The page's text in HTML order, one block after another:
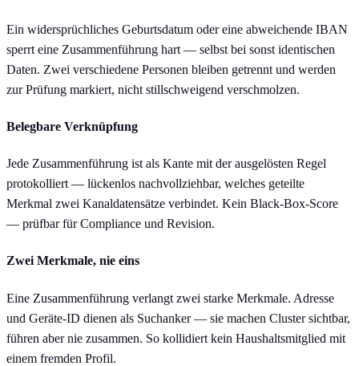
Ein widersprüchliches Geburtsdatum oder eine abweichende IBAN
sperrt eine Zusammenführung hart — selbst bei sonst identischen
Daten. Zwei verschiedene Personen bleiben getrennt und werden
zur Prüfung markiert, nicht stillschweigend verschmolzen.
Belegbare Verknüpfung
Jede Zusammenführung ist als Kante mit der ausgelösten Regel
protokolliert — lückenlos nachvollziehbar, welches geteilte
Merkmal zwei Kanaldatensätze verbindet. Kein Black-Box-Score
— prüfbar für Compliance und Revision.
Zwei Merkmale, nie eins
Eine Zusammenführung verlangt zwei starke Merkmale. Adresse
und Geräte-ID dienen als Suchanker — sie machen Cluster sichtbar,
führen aber nie zusammen. So kollidiert kein Haushaltsmitglied mit
einem fremden Profil.